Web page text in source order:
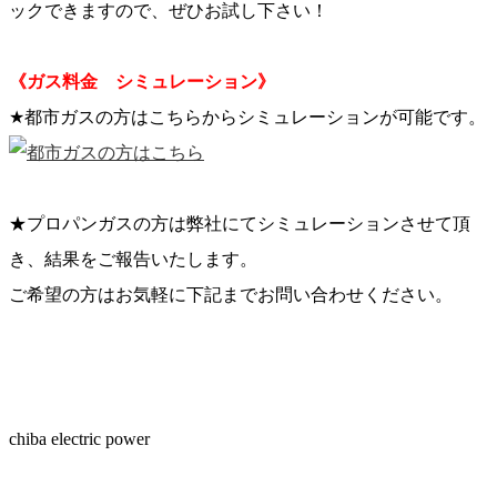
ックできますので、ぜひお試し下さい！
《ガス料金 シミュレーション》
★都市ガスの方はこちらからシミュレーションが可能です。
★プロパンガスの方は弊社にてシミュレーションさせて頂
き、結果をご報告いたします。
ご希望の方はお気軽に下記までお問い合わせください。
chiba electric power